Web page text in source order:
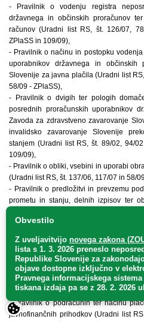
- Pravilnik o vodenju registra
državnega in občinskih proračunov
računov (Uradni list RS, št. 126/07,
ZPlaSS in 109/09),
- Pravilnik o načinu in postopku
uporabnikov državnega in občinskih
Slovenije za javna plačila (Uradni list
58/09 - ZPlaSS),
- Pravilnik o dvigih ter pologih
posrednih proračunskih uporabnikov
Zavoda za zdravstveno zavarovanje
invalidsko zavarovanje Slovenije
stanjem (Uradni list RS, št. 89/02, 94/
109/09),
- Pravilnik o obliki, vsebini in uporabi
(Uradni list RS, št. 137/06, 117/07 in 58/
- Pravilnik o predložitvi in prevzemu
prometu in stanju, delnih izpisov ter
- Pravilnik o obrazcih in načinu
- Pravilnik o opravljanju nalog Uprave
na področju plačevanja in
javnofinančnih prihodkov (Uradni list
141/04, 106/05, 120/05, 72/06, 136/
ZPlaSS),
- Pravilnik o podračunih ter načinu
javnofinančnih prihodkov (Uradni list
Obvestilo
Z uveljavitvijo novega zakona
lista s 1. 3. 2026 preneslo
Republike Slovenije za
objave dostopne izključno v
Pravnega informacijskega
tiskana izdaja pa se z 28. 2. 2026